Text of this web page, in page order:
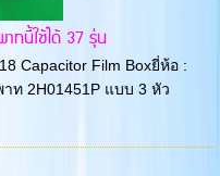
ทนี้ใช้ได้ 37 รุ่น
Capacitor Film Boxยี่ห้อ :
ท 2H01451P แบบ 3 หัว